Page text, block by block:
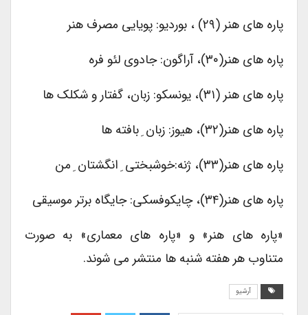
پاره های هنر (۲۹) ، بوردیو: پویایی مصرف هنر
پاره های هنر(۳۰)، آراگون: جادوی لئو فره
پاره های هنر (۳۱)، یونسکو: زبان، گفتار و شکلک ها
پاره های هنر(۳۲)، هیوز: زبان ِ بافته ها
پاره های هنر(۳۳)، ژنه:خوشبختی ِ انگشتان ِ من
پاره های هنر(۳۴)، چایکوفسکی: جایگاه برتر موسیقی
«پاره های هنر» و «پاره های معماری» به صورت
متناوب هر هفته شنبه ها منتشر می شوند.
آرشیو